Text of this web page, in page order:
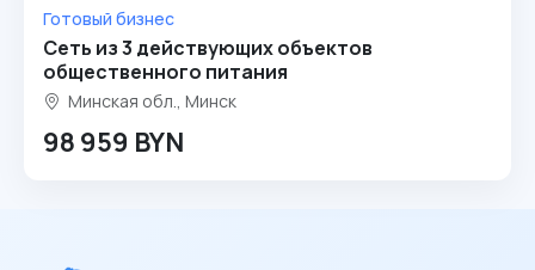
Готовый бизнес
Сеть из 3 действующих объектов
общественного питания
Минская обл., Минск
98 959 BYN